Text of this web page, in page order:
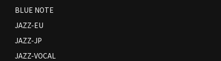
BLUE NOTE
JAZZ-EU
JAZZ-JP
JAZZ-VOCAL